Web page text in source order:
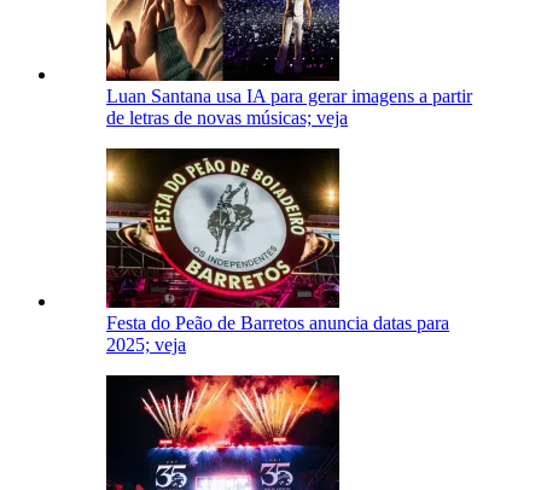
Luan Santana usa IA para gerar imagens a partir
de letras de novas músicas; veja
Festa do Peão de Barretos anuncia datas para
2025; veja